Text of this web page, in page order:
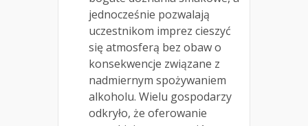
jednocześnie pozwalają
uczestnikom imprez cieszyć
się atmosferą bez obaw o
konsekwencje związane z
nadmiernym spożywaniem
alkoholu. Wielu gospodarzy
odkryło, że oferowanie